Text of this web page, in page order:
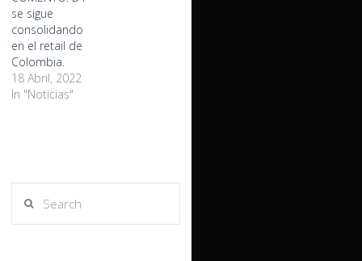
se sigue
consolidando
en el retail de
Colombia.
18 Abril, 2022
In "Noticias"